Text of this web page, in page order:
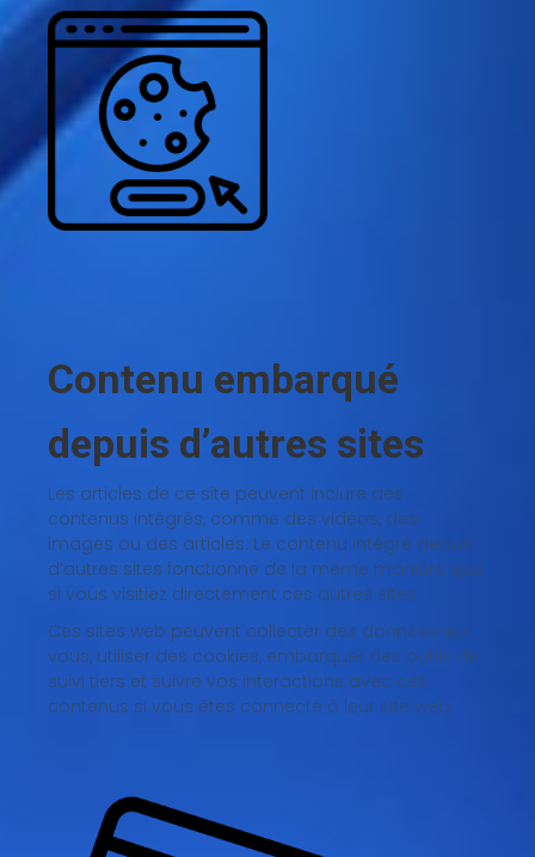
Contenu embarqué
depuis d’autres sites
Les articles de ce site peuvent inclure des
contenus intégrés, comme des vidéos, des
images ou des articles. Le contenu intégré depuis
d’autres sites fonctionne de la même manière que
si vous visitiez directement ces autres sites.
Ces sites web peuvent collecter des données sur
vous, utiliser des cookies, embarquer des outils de
suivi tiers et suivre vos interactions avec ces
contenus si vous êtes connecté à leur site web.